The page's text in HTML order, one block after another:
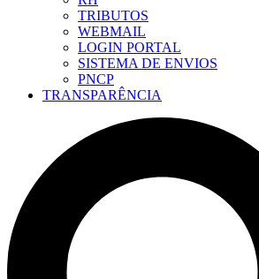
TRIBUTOS
WEBMAIL
LOGIN PORTAL
SISTEMA DE ENVIOS
PNCP
TRANSPARÊNCIA